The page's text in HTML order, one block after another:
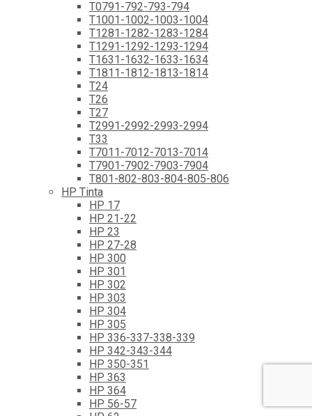
T0791-792-793-794
T1001-1002-1003-1004
T1281-1282-1283-1284
T1291-1292-1293-1294
T1631-1632-1633-1634
T1811-1812-1813-1814
T24
T26
T27
T2991-2992-2993-2994
T33
T7011-7012-7013-7014
T7901-7902-7903-7904
T801-802-803-804-805-806
HP Tinta
HP 17
HP 21-22
HP 23
HP 27-28
HP 300
HP 301
HP 302
HP 303
HP 304
HP 305
HP 336-337-338-339
HP 342-343-344
HP 350-351
HP 363
HP 364
HP 56-57